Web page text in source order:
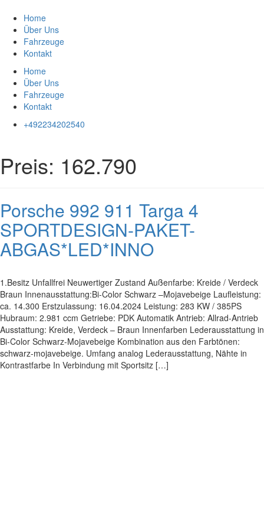
Inhalt
springen
Home
Über Uns
Fahrzeuge
Kontakt
Home
Über Uns
Fahrzeuge
Kontakt
+492234202540
Preis: 162.790
Porsche 992 911 Targa 4
SPORTDESIGN-PAKET-
ABGAS*LED*INNO
1.Besitz Unfallfrei Neuwertiger Zustand Außenfarbe: Kreide / Verdeck
Braun Innenausstattung:Bi-Color Schwarz –Mojavebeige Laufleistung:
ca. 14.300 Erstzulassung: 16.04.2024 Leistung: 283 KW / 385PS
Hubraum: 2.981 ccm Getriebe: PDK Automatik Antrieb: Allrad-Antrieb
Ausstattung: Kreide, Verdeck – Braun Innenfarben Lederausstattung in
Bi-Color Schwarz-Mojavebeige Kombination aus den Farbtönen:
schwarz-mojavebeige. Umfang analog Lederausstattung, Nähte in
Kontrastfarbe In Verbindung mit Sportsitz […]